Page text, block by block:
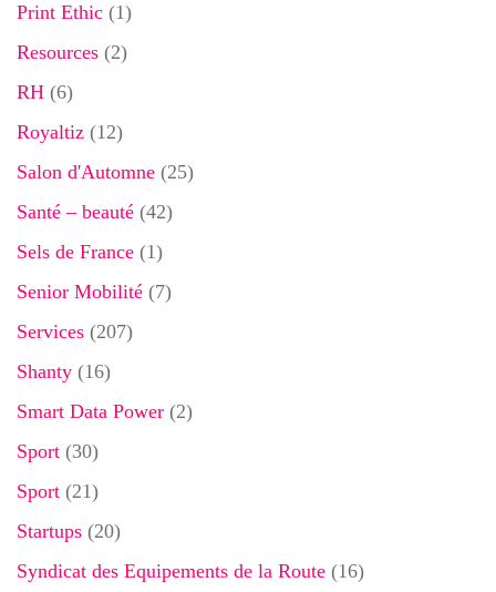
Print Ethic (1)
Resources (2)
RH (6)
Royaltiz (12)
Salon d'Automne (25)
Santé – beauté (42)
Sels de France (1)
Senior Mobilité (7)
Services (207)
Shanty (16)
Smart Data Power (2)
Sport (30)
Sport (21)
Startups (20)
Syndicat des Equipements de la Route (16)